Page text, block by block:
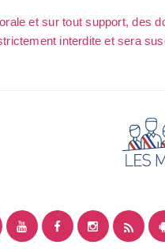
et sur tout support,
interdite et sera